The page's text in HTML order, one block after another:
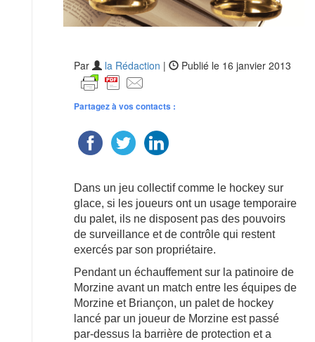
Par la Rédaction | Publié le 16 janvier 2013
Partagez à vos contacts :
Dans un jeu collectif comme le hockey sur
glace, si les joueurs ont un usage temporaire
du palet, ils ne disposent pas des pouvoirs
de surveillance et de contrôle qui restent
exercés par son propriétaire.
Pendant un échauffement sur la patinoire de
Morzine avant un match entre les équipes de
Morzine et Briançon, un palet de hockey
lancé par un joueur de Morzine est passé
par-dessus la barrière de protection et a